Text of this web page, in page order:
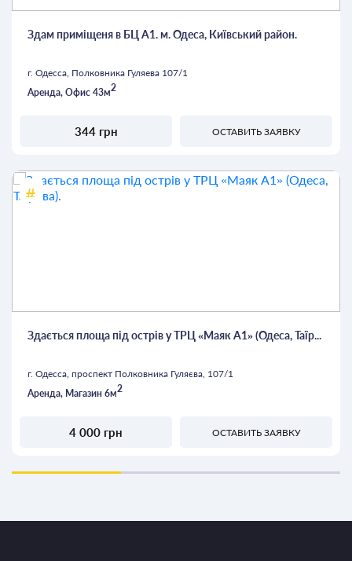
Здам приміщеня в БЦ А1. м. Одеса, Київський район.
г. Одесса, Полковника Гуляева 107/1
Аренда, Офис 43м2
344 грн ОСТАВИТЬ ЗАЯВКУ
Здається площа під острів у ТРЦ «Маяк А1» (Одеса, Таїр...
г. Одесса, проспект Полковника Гуляєва, 107/1
Аренда, Магазин 6м2
4 000 грн ОСТАВИТЬ ЗАЯВКУ